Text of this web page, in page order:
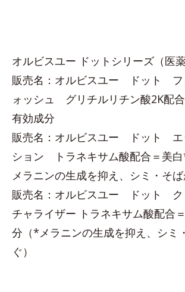
オルビスユー ドットシリーズ（医薬
販売名：オルビスユー ドット フ
ォッシュ グリチルリチン酸2K配
有効成分
販売名：オルビスユー ドット エ
ション トラネキサム酸配合＝美
メラニンの生成を抑え、シミ・そば
販売名：オルビスユー ドット ク
チャライザー トラネキサム酸配合
分（*メラニンの生成を抑え、シミ
ぐ）